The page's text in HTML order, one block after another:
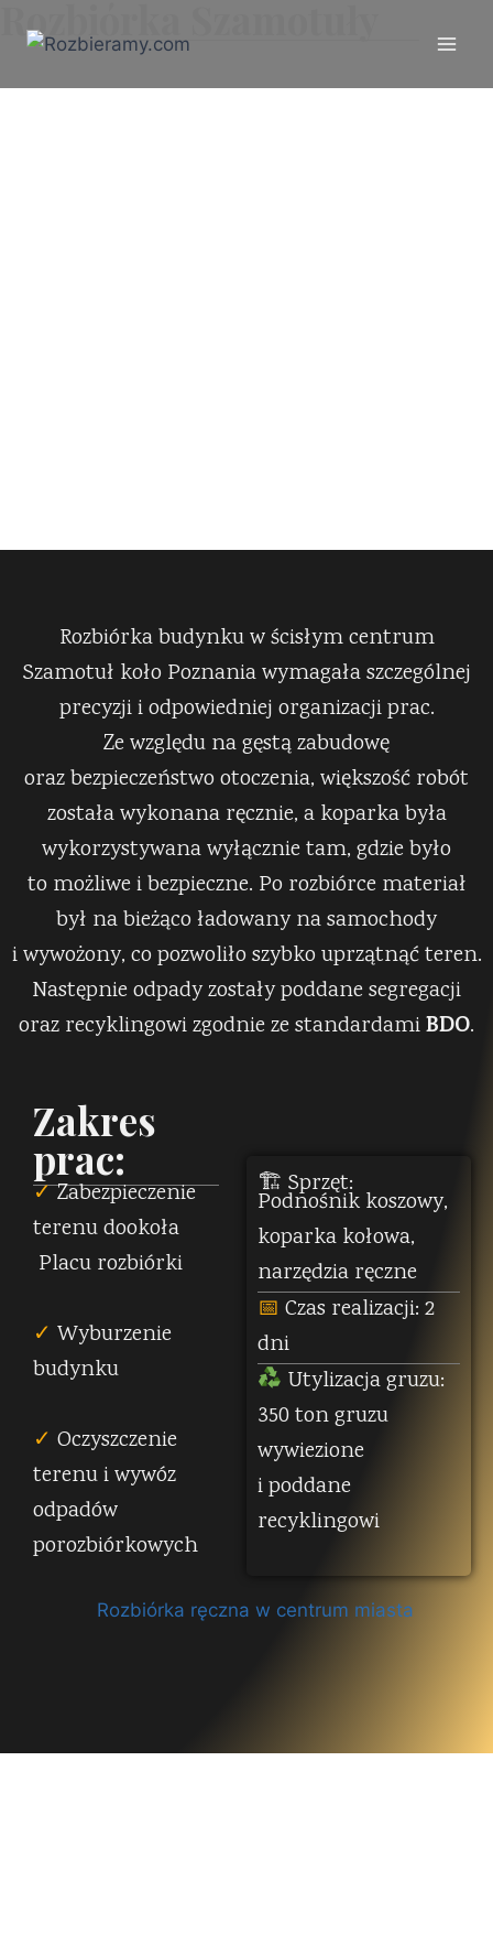
Rozbiórka Szamotuły
Rozbiórka budynku w ścisłym centrum
Szamotuł koło Poznania wymagała szczególnej
precyzji i odpowiedniej organizacji prac.
Ze względu na gęstą zabudowę
oraz bezpieczeństwo otoczenia, większość robót
została wykonana ręcznie, a koparka była
wykorzystywana wyłącznie tam, gdzie było
to możliwe i bezpieczne. Po rozbiórce materiał
był na bieżąco ładowany na samochody
i wywożony, co pozwoliło szybko uprzątnąć teren.
Następnie odpady zostały poddane segregacji
oraz recyklingowi zgodnie ze standardamiBDO.
Zakres
prac:
✓Zabezpieczenie
terenu dookoła
Placu rozbiórki
✓ Wyburzenie
budynku
✓ Oczyszczenie
terenu i wywóz
odpadów
porozbiórkowych
🏗 Sprzęt:
Podnośnik koszowy,
koparka kołowa,
narzędzia ręczne
📅 Czas realizacji: 2
dni
Utylizacja gruzu:
350 ton gruzu
wywiezione
i poddane
recyklingowi